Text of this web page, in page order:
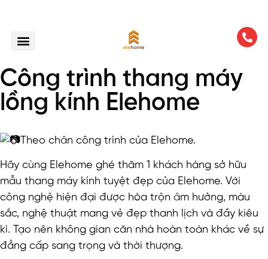
Công trình thang máy
lồng kính Elehome
Theo chân công trình của Elehome.
Hãy cùng Elehome ghé thăm 1 khách hàng sở hữu
mẫu thang máy kính tuyệt đẹp của Elehome. Với
công nghệ hiện đại được hòa trộn âm hưởng, màu
sắc, nghệ thuật mang vẻ đẹp thanh lịch và đầy kiêu
kì. Tạo nên không gian căn nhà hoàn toàn khác về sự
đẳng cấp sang trọng và thời thượng.